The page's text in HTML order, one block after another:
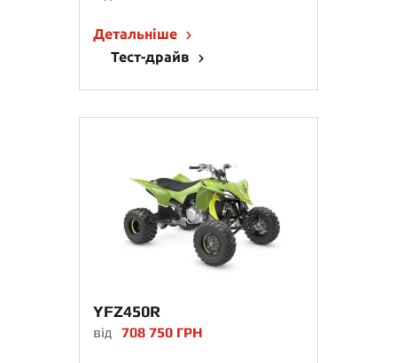
Детальніше
Тест-драйв
YFZ450R
від 708 750 ГРН